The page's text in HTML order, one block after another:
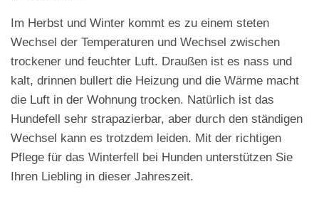
Im Herbst und Winter kommt es zu einem steten
Wechsel der Temperaturen und Wechsel zwischen
trockener und feuchter Luft. Draußen ist es nass und
kalt, drinnen bullert die Heizung und die Wärme macht
die Luft in der Wohnung trocken. Natürlich ist das
Hundefell sehr strapazierbar, aber durch den ständigen
Wechsel kann es trotzdem leiden. Mit der richtigen
Pflege für das Winterfell bei Hunden unterstützen Sie
Ihren Liebling in dieser Jahreszeit.